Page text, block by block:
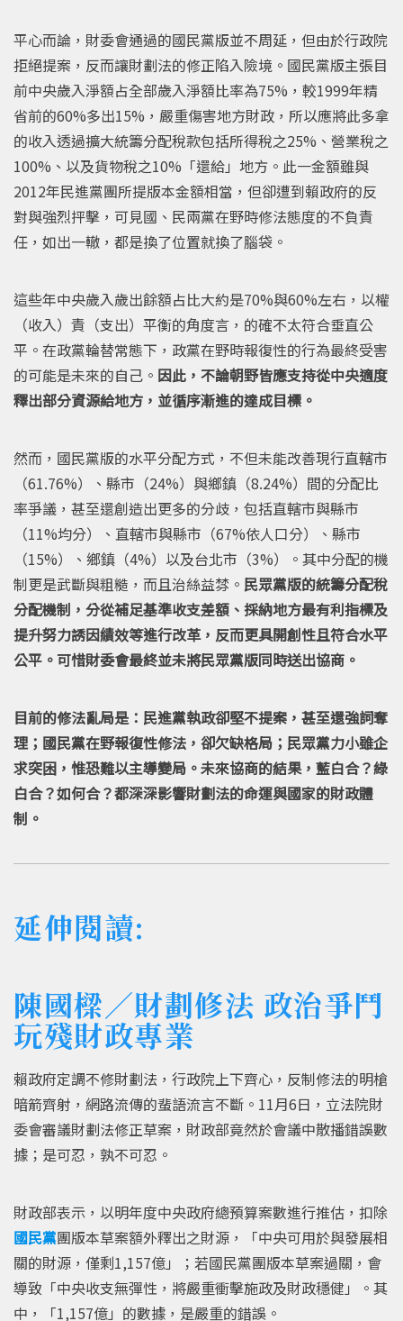
平心而論，財委會通過的國民黨版並不周延，但由於行政院
拒絕提案，反而讓財劃法的修正陷入險境。國民黨版主張目
前中央歲入淨額占全部歲入淨額比率為75%，較1999年精
省前的60%多出15%，嚴重傷害地方財政，所以應將此多拿
的收入透過擴大統籌分配稅款包括所得稅之25%、營業稅之
100%、以及貨物稅之10%「還給」地方。此一金額雖與
2012年民進黨團所提版本金額相當，但卻遭到賴政府的反
對與強烈抨擊，可見國、民兩黨在野時修法態度的不負責
任，如出一轍，都是換了位置就換了腦袋。
這些年中央歲入歲出餘額占比大約是70%與60%左右，以權
（收入）責（支出）平衡的角度言，的確不太符合垂直公
平。在政黨輪替常態下，政黨在野時報復性的行為最終受害
的可能是未來的自己。 因此，不論朝野皆應支持從中央適度
釋出部分資源給地方，並循序漸進的達成目標。
然而，國民黨版的水平分配方式，不但未能改善現行直轄市
（61.76%）、縣市（24%）與鄉鎮（8.24%）間的分配比
率爭議，甚至還創造出更多的分歧，包括直轄市與縣市
（11%均分）、直轄市與縣市（67%依人口分）、縣市
（15%）、鄉鎮（4%）以及台北市（3%）。其中分配的機
制更是武斷與粗糙，而且治絲益棼。 民眾黨版的統籌分配稅
分配機制，分從補足基準收支差額、採納地方最有利指標及
提升努力誘因績效等進行改革，反而更具開創性且符合水平
公平。可惜財委會最終並未將民眾黨版同時送出協商。
目前的修法亂局是：民進黨執政卻堅不提案，甚至還強詞奪
理；國民黨在野報復性修法，卻欠缺格局；民眾黨力小雖企
求突困，惟恐難以主導變局。未來協商的結果，藍白合？綠
白合？如何合？都深深影響財劃法的命運與國家的財政體
制。
延伸閱讀:
陳國樑／財劃修法 政治爭鬥
玩殘財政專業
賴政府定調不修財劃法，行政院上下齊心，反制修法的明槍
暗箭齊射，網路流傳的蜚語流言不斷。11月6日，立法院財
委會審議財劃法修正草案，財政部竟然於會議中散播錯誤數
據；是可忍，孰不可忍。
財政部表示，以明年度中央政府總預算案數進行推估，扣除
國民黨團版本草案額外釋出之財源，「中央可用於與發展相
關的財源，僅剩1,157億」；若國民黨團版本草案過關，會
導致「中央收支無彈性，將嚴重衝擊施政及財政穩健」。其
中，「1,157億」的數據，是嚴重的錯誤。